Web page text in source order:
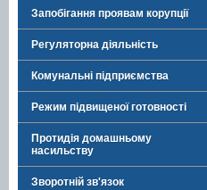
Запобігання проявам корупції
Регуляторна діяльність
Комунальні підприємства
Режим підвищеної готовності
Протидія домашньому
насильству
Зворотній зв'язок